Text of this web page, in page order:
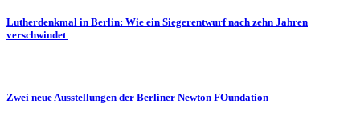
Lutherdenkmal in Berlin: Wie ein Siegerentwurf nach zehn Jahren
verschwindet
Zwei neue Ausstellungen der Berliner Newton FOundation